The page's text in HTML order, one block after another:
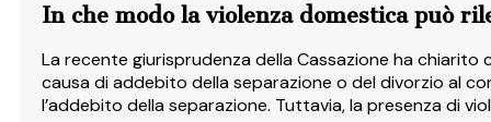
In che modo la violenza domestica può
La recente giurisprudenza della Cassazione ha
causa di addebito della separazione o del divorzio al
l’addebito della separazione. Tuttavia, la presenza di